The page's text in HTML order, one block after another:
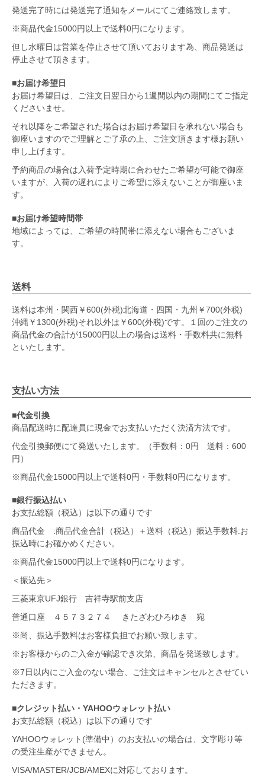
発送完了時には発送完了通知をメールにてご連絡致します。
※商品代金15000円以上で送料0円になります。
但し水曜日は営業を停止させて頂いております為、商品発送は
停止させて頂きます。
■お届け希望日
お届け希望日は、ご注文日翌日から1週間以内の期間にてご指定
くださいませ。
それ以降をご希望された場合はお届け希望日を承れない場合も
御座いますのでご理解とご了承の上、ご注文頂きます様お願い
申し上げます。
予約商品の場合は入荷予定時期に合わせたご希望が可能で御座
いますが、入荷の遅れによりご希望に添えないことが御座いま
す。
■お届け希望時間帯
地域によっては、ご希望の時間帯に添えない場合もございま
す。
送料
送料は本州・関西￥600(外税)北海道・四国・九州￥700(外税)
沖縄￥1300(外税)それ以外は￥600(外税)です。１回のご注文の
商品代金の合計が15000円以上の場合は送料・手数料共に無料
といたします。
支払い方法
■代金引換
商品配送時に配達員に現金でお支払いただく決済方法です。
代金引換郵便にて発送いたします。（手数料：0円 送料：600
円）
※商品代金15000円以上で送料0円・手数料0円になります。
■銀行振込払い
お支払総額（税込）は以下の通りです
商品代金 :商品代金合計（税込）＋送料（税込）振込手数料:お
振込時にお確かめください。
※商品代金15000円以上で送料0円になります。
＜振込先＞
三菱東京UFJ銀行 吉祥寺駅前支店
普通口座 ４５７３２７４ きたざわひろゆき 宛
※尚、振込手数料はお客様負担でお願い致します。
※お客様からのご入金が確認でき次第、商品を発送致します。
※7日以内にご入金のない場合、ご注文はキャンセルとさせてい
ただきます。
■クレジット払い・YAHOOウォレット払い
お支払総額（税込）は以下の通りです
YAHOOウォレット(準備中）のお支払いの場合は、文字彫り等
の受注生産ができません。
VISA/MASTER/JCB/AMEXに対応しております。